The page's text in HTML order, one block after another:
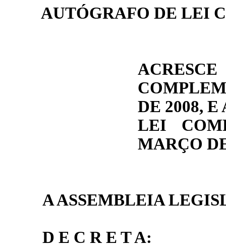
AUTÓGRAFO DE LEI
ACRESCE
DE 2008, E
LEI
MARÇO
AASSEMBLEIA
D E C R E T A: